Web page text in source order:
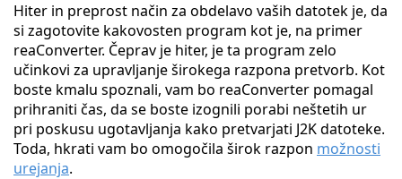
Hiter in preprost način za obdelavo vaših datotek je, da
si zagotovite kakovosten program kot je, na primer
reaConverter. Čeprav je hiter, je ta program zelo
učinkovi za upravljanje širokega razpona pretvorb. Kot
boste kmalu spoznali, vam bo reaConverter pomagal
prihraniti čas, da se boste izognili porabi neštetih ur
pri poskusu ugotavljanja kako pretvarjati J2K datoteke.
Toda, hkrati vam bo omogočila širok razpon možnosti
urejanja.